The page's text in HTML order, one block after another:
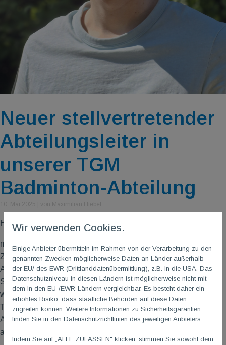
Neuer stellvertretender
Abteilungsleiter in
unserer TGM
Badminton-Abteilung
Hallo liebe Mitglieder der TG M,
mein Name ist Maximilian Hiebel und ich freue mich sehr, in
Zukunft die Badminton-Abteilung als stellvertretender
Abteilungsleiter unterstützen zu dürfen. Ich bin 22 Jahre alt,
Student und in Gonsenheim aufgewachsen. Im Jahr 2018
wurde ich TG
Mitglied und spiele seitdem Badminton in der
TG
M, zunächst in der Jugend und nun bei den Erwachsenen.
Als Spieler der 3. Mannschaft stehe ich sowohl in der Liga als
auch bei Turnieren auf dem Badmintonfeld.
Wir verwenden Cookies.
Einige Anbieter übermitteln im Rahmen von der Verarbeitung zu den
genannten Zwecken möglicherweise Daten an Länder außerhalb
der EU/ des EWR (Drittlanddatenübermittlung), z.B. in die USA. Das
Datenschutzniveau in diesen Ländern ist möglicherweise nicht mit
dem in den EU-/EWR-Ländern vergleichbar. Es besteht daher ein
erhöhtes Risiko, dass staatliche Behörden auf diese Daten
zugreifen können. Weitere Informationen zu Sicherheitsgarantien
finden Sie in den Datenschutzrichtlinien des jeweiligen Anbieters.
Indem Sie auf „ALLE ZULASSEN" klicken, stimmen Sie sowohl dem